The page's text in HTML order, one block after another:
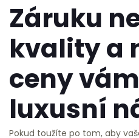
Záruku
kvality a
ceny
luxusní
Pokud toužíte po tom, aby